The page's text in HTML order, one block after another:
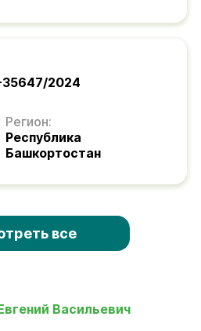
2024
Регион:
Республика
Башкортостан
все
Васильевич